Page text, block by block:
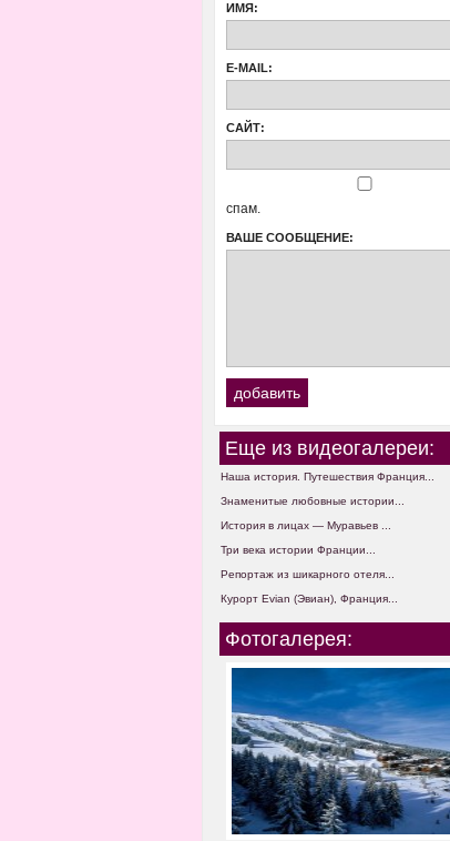
ИМЯ:
E-MAIL:
САЙТ:
спам.
ВАШЕ СООБЩЕНИЕ:
Еще из видеогалереи:
Наша история. Путешествия Франция...
Знаменитые любовные истории...
История в лицах — Муравьев ...
Три века истории Франции...
Репортаж из шикарного отеля...
Курорт Evian (Эвиан), Франция...
Фотогалерея: